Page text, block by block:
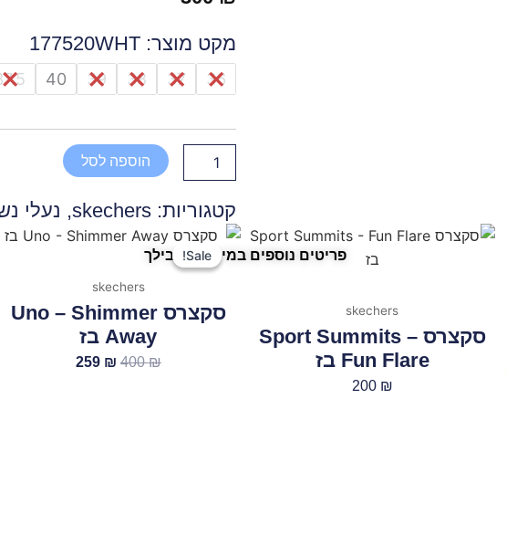
מקט מוצר: 177520WHT
36
37
38
39
40
כמות
של
לבן
פלטפורמה
הוספה לסל
קטגוריות: skechers
, נעלי
פריטים נוספים במיוחד בשבילך
skechers
סקצרס Sport Summits –
Fun Flare בז
200 ₪
Sale!
Sale!
skechers
סקצרס Uno – Shimmer
Away בז
400₪
המחיר
259 ₪
המחיר